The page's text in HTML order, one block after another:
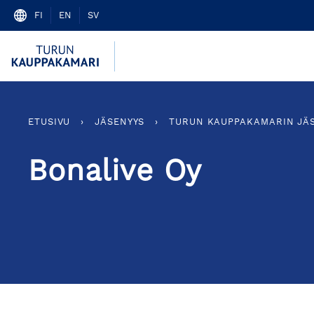
Skip
FI EN SV
ETUSIVU › JÄSENYYS › TURUN KAUPPAKAMARIN
Bonalive Oy